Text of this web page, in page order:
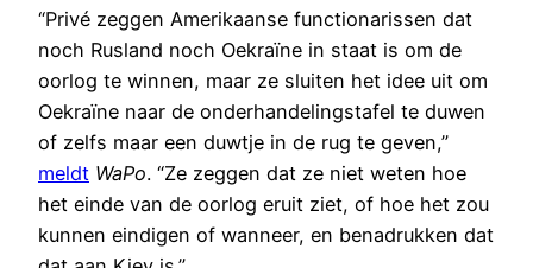
“Privé zeggen Amerikaanse functionarissen dat
noch Rusland noch Oekraïne in staat is om de
oorlog te winnen, maar ze sluiten het idee uit om
Oekraïne naar de onderhandelingstafel te duwen
of zelfs maar een duwtje in de rug te geven,”
meldt WaPo. “Ze zeggen dat ze niet weten hoe
het einde van de oorlog eruit ziet, of hoe het zou
kunnen eindigen of wanneer, en benadrukken dat